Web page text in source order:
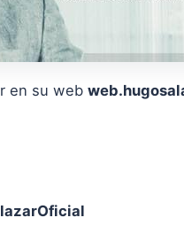
en su web